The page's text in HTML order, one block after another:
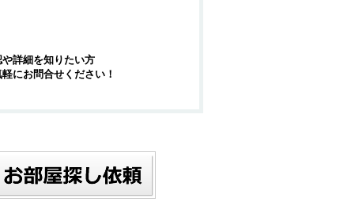
詳細を知りたい方
にお問合せください！